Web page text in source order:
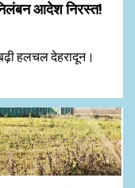
आदेश निरस्त!
हलचल देहरादून।